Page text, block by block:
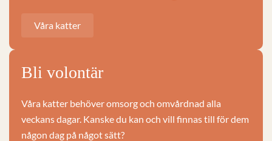
Våra katter
Bli volontär
Våra katter behöver omsorg och omvårdnad alla
veckans dagar. Kanske du kan och vill finnas till för dem
någon dag på något sätt?